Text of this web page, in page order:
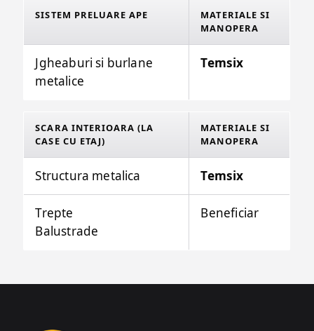
SISTEM PRELUARE APE
MATERIALE SI
MANOPERA
Jgheaburi si burlane
metalice
Temsix
SCARA INTERIOARA (LA
CASE CU ETAJ)
MATERIALE SI
MANOPERA
Structura metalica Temsix
Trepte
Balustrade
Beneficiar